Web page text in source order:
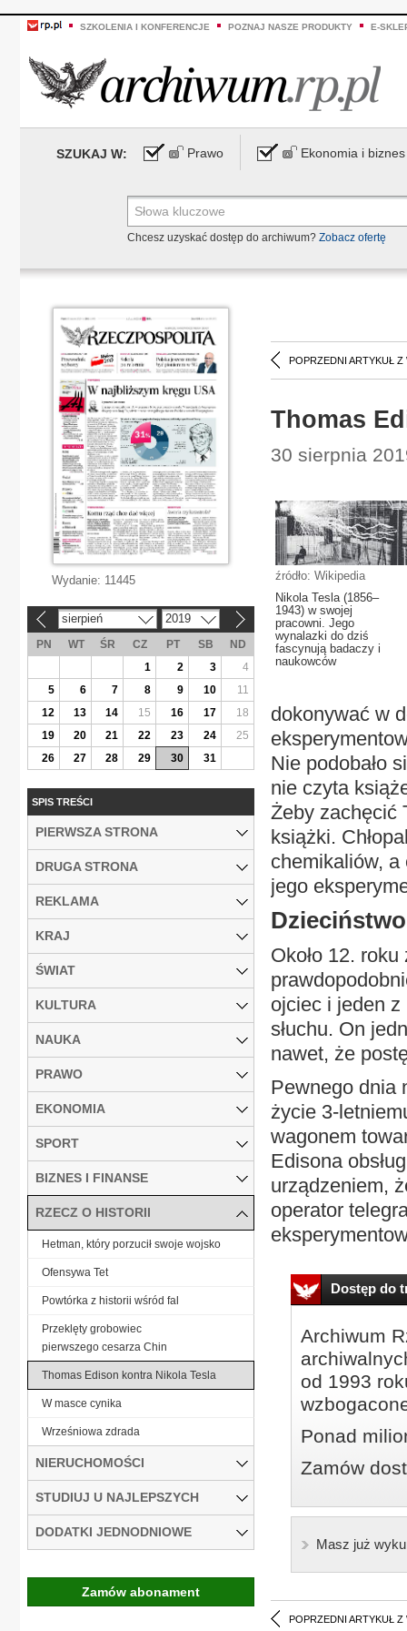
SZKOLENIA I KONFERENCJE POZNAJ NASZE PRODUKTY E-
SZUKAJ W: Prawo Ekonomia i biznes
Chcesz uzyskać dostęp do archiwum? Zobacz ofertę
POPRZEDNI ARTYKUŁ Z
Thomas
30 sierpnia
źródło: Wikipedia
Nikola Tesla (1856–
1943) w swojej
pracowni. Jego
wynalazki do dziś
fascynują badaczy i
naukowców
dokonywać w
Nie podobało
nie czyta
Żeby zachęcić
książki.
chemikaliów,
jego
Około 12. roku
ojciec i jeden
słuchu. On
nawet, że
Pewnego dnia
życie 3-
wagonem
Edisona
urządzeniem,
operator
Dostęp do
Archiwum
od 1993
Ponad
Zamów
Masz już
POPRZEDNI ARTYKUŁ Z
Wydanie: 11445
sierpień 2019
PN WT ŚR CZ PT SB
ND
1
2 3
4
5
6 7 8 9 10
11
12
13 14 15 16 17
18
19
20 21 22 23 24
25
26
27 28 29 30 31
SPIS TREŚCI
PIERWSZA STRONA
DRUGA STRONA
REKLAMA
KRAJ
ŚWIAT
KULTURA
NAUKA
PRAWO
EKONOMIA
SPORT
BIZNES I FINANSE
RZECZ O HISTORII
Hetman, który porzucił swoje wojsko
Ofensywa Tet
Powtórka z historii wśród fal
Przeklęty grobowiec
pierwszego cesarza Chin
Thomas Edison kontra Nikola Tesla
W masce cynika
Wrześniowa zdrada
NIERUCHOMOŚCI
STUDIUJ U NAJLEPSZYCH
DODATKI JEDNODNIOWE
Zamów abonament